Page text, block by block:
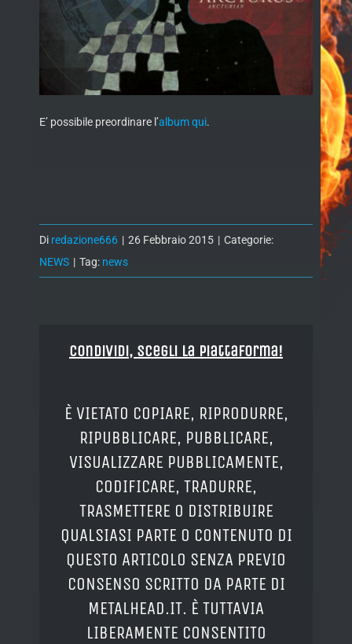
E’ possibile preordinare l’album qui.
Di redazione666 | 26 Febbraio 2015 | Categorie:
NEWS | Tag: news
Condividi, Scegli la piattaforma!
È VIETATO COPIARE, RIPRODURRE,
RIPUBBLICARE, PUBBLICARE,
VISUALIZZARE PUBBLICAMENTE,
CODIFICARE, TRADURRE,
TRASMETTERE O DISTRIBUIRE
QUALSIASI PARTE O CONTENUTO DI
QUESTO ARTICOLO SENZA PREVIO
CONSENSO SCRITTO DA PARTE DI
METALHEAD.IT. È TUTTAVIA
LIBERAMENTE CONSENTITO